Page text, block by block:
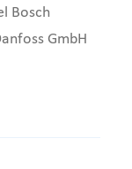
Bosch
GmbH